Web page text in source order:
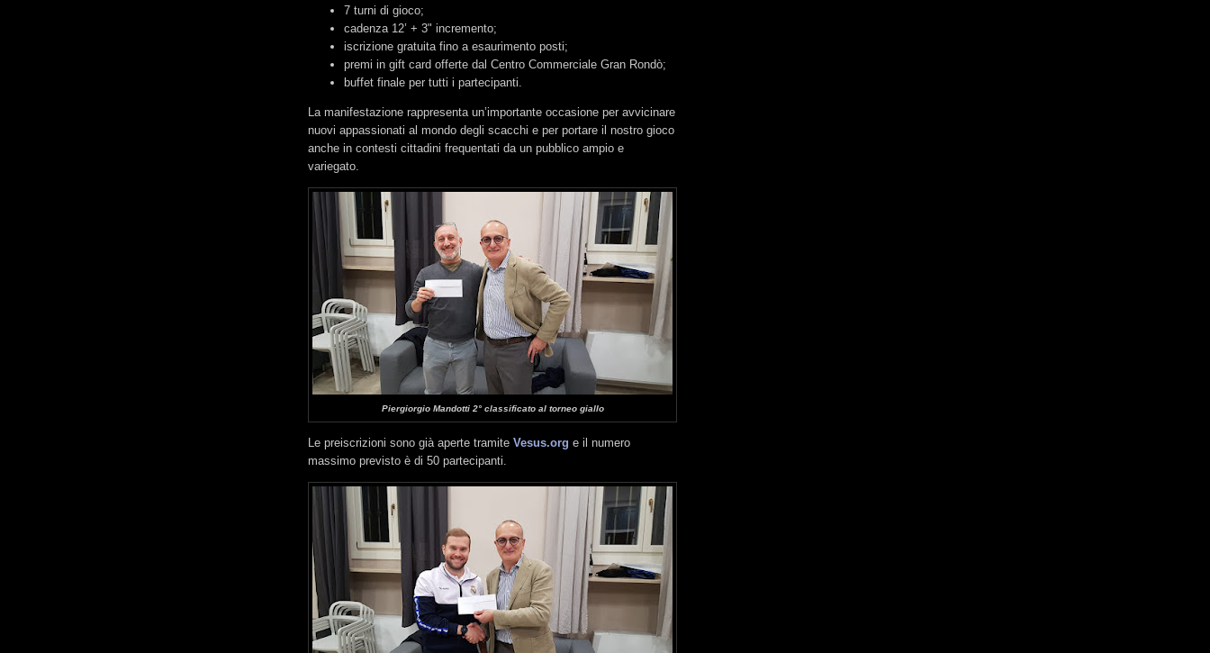
7 turni di gioco;
cadenza 12’ + 3" incremento;
iscrizione gratuita fino a esaurimento posti;
premi in gift card offerte dal Centro Commerciale Gran Rondò;
buffet finale per tutti i partecipanti.
La manifestazione rappresenta un’importante occasione per avvicinare
nuovi appassionati al mondo degli scacchi e per portare il nostro gioco
anche in contesti cittadini frequentati da un pubblico ampio e
variegato.
Piergiorgio Mandotti 2° classificato al torneo giallo
Le preiscrizioni sono già aperte tramite Vesus.org e il numero
massimo previsto è di 50 partecipanti.